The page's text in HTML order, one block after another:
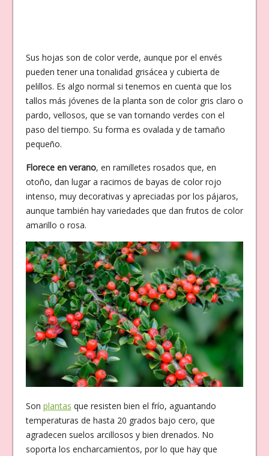
Sus hojas son de color verde, aunque por el envés
pueden tener una tonalidad grisácea y cubierta de
pelillos. Es algo normal si tenemos en cuenta que los
tallos más jóvenes de la planta son de color gris claro o
pardo, vellosos, que se van tornando verdes con el
paso del tiempo. Su forma es ovalada y de tamaño
pequeño.
Florece en verano, en ramilletes rosados que, en
otoño, dan lugar a racimos de bayas de color rojo
intenso, muy decorativas y apreciadas por los pájaros,
aunque también hay variedades que dan frutos de color
amarillo o rosa.
Son plantas que resisten bien el frío, aguantando
temperaturas de hasta 20 grados bajo cero, que
agradecen suelos arcillosos y bien drenados. No
soporta los encharcamientos, por lo que hay que